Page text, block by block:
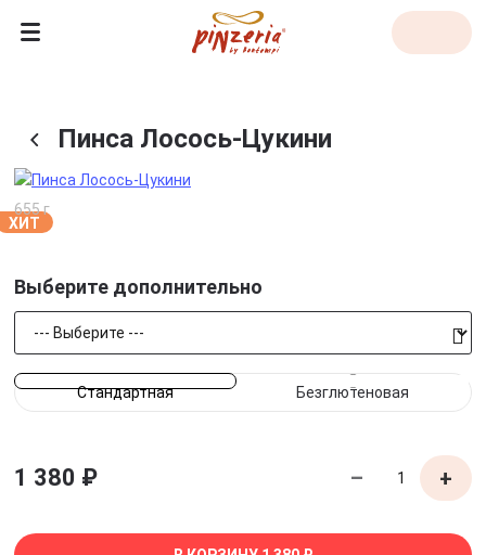
Пинса Лосось-Цукини
ХИТ
655 г
Выберите дополнительно
Стандартная Безглютеновая
1 380 ₽ – +